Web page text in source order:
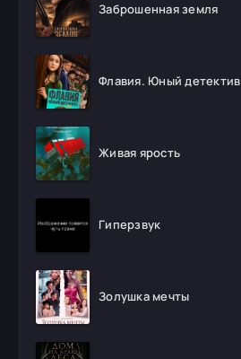
Заброшенная земля
Флавия. Юный детектив
Живая ярость
Гиперзвук
Золушка мечты